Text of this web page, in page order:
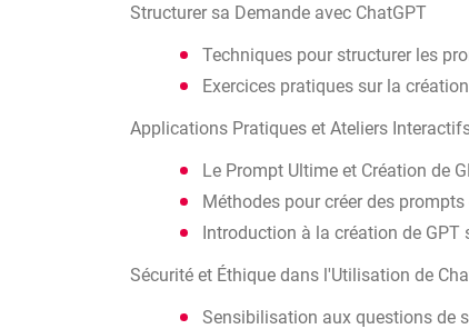
Structurer sa Demande avec ChatGPT
Techniques pour structurer les
Exercices pratiques sur la
Applications Pratiques et Ateliers
Le Prompt Ultime et Création de
Méthodes pour créer des
Introduction à la création de
Sécurité et Éthique dans l'Utilisation de
Sensibilisation aux questions de